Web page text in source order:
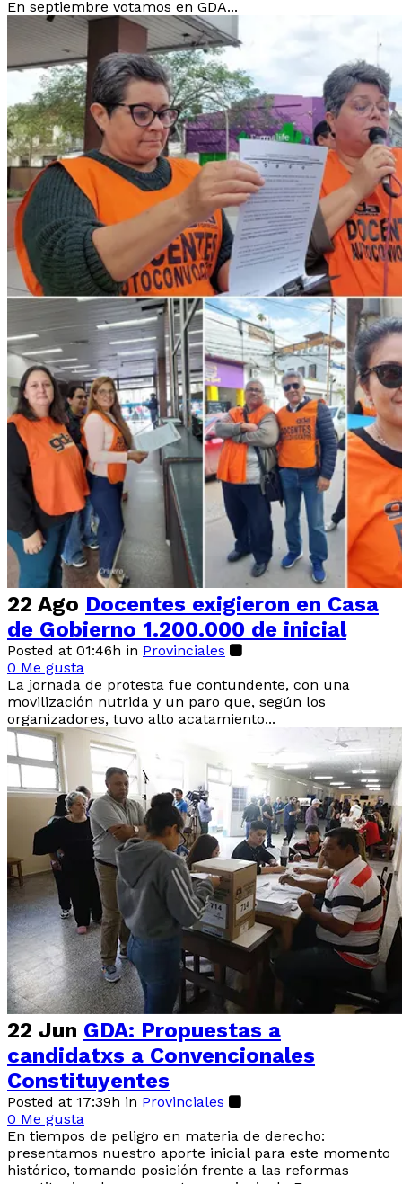
En septiembre votamos en GDA...
22 Ago Docentes exigieron en Casa
de Gobierno 1.200.000 de inicial
Posted at 01:46h in Provinciales
0 Me gusta
La jornada de protesta fue contundente, con una
movilización nutrida y un paro que, según los
organizadores, tuvo alto acatamiento...
22 Jun GDA: Propuestas a
candidatxs a Convencionales
Constituyentes
Posted at 17:39h in Provinciales
0 Me gusta
En tiempos de peligro en materia de derecho:
presentamos nuestro aporte inicial para este momento
histórico, tomando posición frente a las reformas